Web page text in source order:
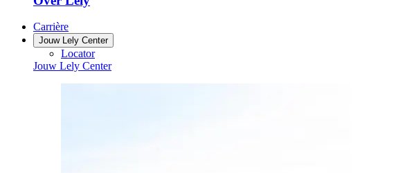
Carrière
Jouw Lely Center
Locator
Jouw Lely Center